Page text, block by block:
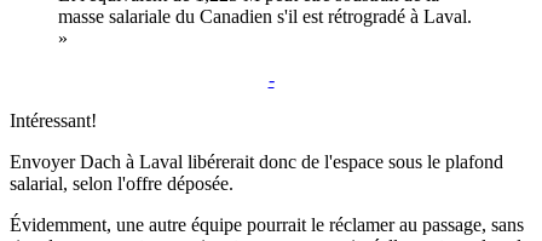
masse salariale du Canadien s'il est rétrogradé à Laval.
»
-
Intéressant!
Envoyer Dach à Laval libérerait donc de l'espace sous le plafond
salarial, selon l'offre déposée.
Évidemment, une autre équipe pourrait le réclamer au passage, sans